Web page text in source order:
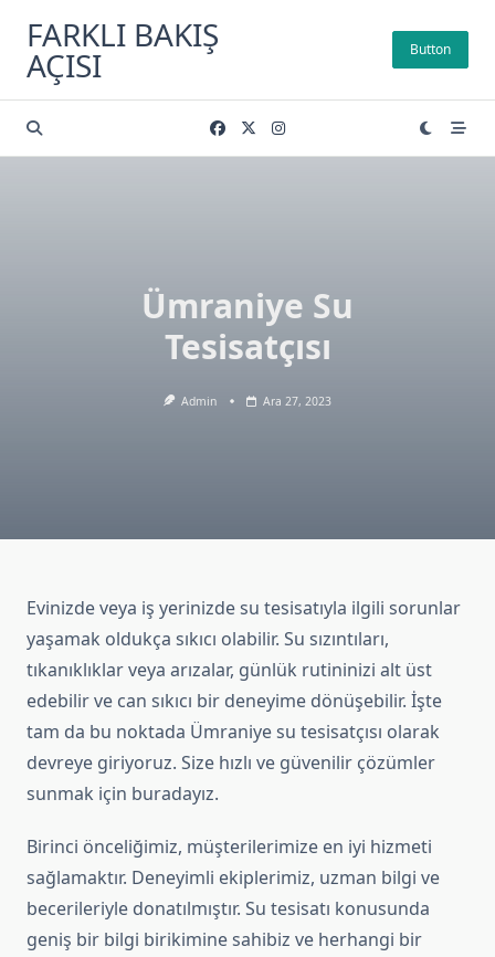
content
FARKLI BAKIŞ
AÇISI Button
Ümraniye Su
Tesisatçısı
Admin Ara 27, 2023
Evinizde veya iş yerinizde su tesisatıyla ilgili sorunlar
yaşamak oldukça sıkıcı olabilir. Su sızıntıları,
tıkanıklıklar veya arızalar, günlük rutininizi alt üst
edebilir ve can sıkıcı bir deneyime dönüşebilir. İşte
tam da bu noktada Ümraniye su tesisatçısı olarak
devreye giriyoruz. Size hızlı ve güvenilir çözümler
sunmak için buradayız.
Birinci önceliğimiz, müşterilerimize en iyi hizmeti
sağlamaktır. Deneyimli ekiplerimiz, uzman bilgi ve
becerileriyle donatılmıştır. Su tesisatı konusunda
geniş bir bilgi birikimine sahibiz ve herhangi bir